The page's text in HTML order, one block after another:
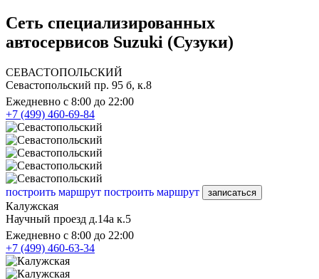
Сеть специализированных
автосервисов Suzuki (Сузуки)
СЕВАСТОПОЛЬСКИЙ
Севастопольский пр. 95 б, к.8
Ежедневно с 8:00 до 22:00
+7 (499) 460-69-84
построить маршрут построить маршрут записаться
Калужская
Научный проезд д.14а к.5
Ежедневно с 8:00 до 22:00
+7 (499) 460-63-34